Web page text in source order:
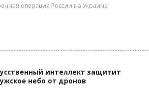
операция России на Украине
интеллект защитит
небо от дронов